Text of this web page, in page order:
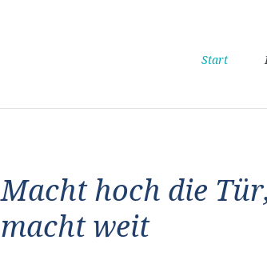
Navigation
Start
Macht hoch die
macht weit